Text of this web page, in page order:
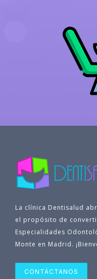
La clínica Dentisalud
el propósito de
Especialidades
Monte en Madrid.
CONTÁCTANOS